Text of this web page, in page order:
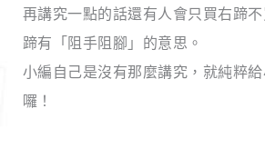
再講究一點的話還有人會只買右蹄
蹄有「阻手阻腳」的意思。
小編自己是沒有那麼講究，就純粹
囉！